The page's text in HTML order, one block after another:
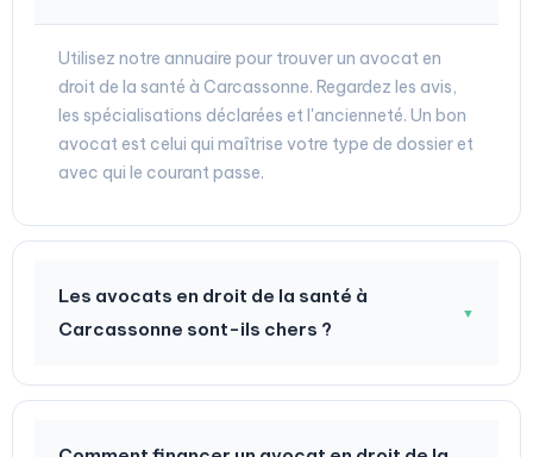
Utilisez notre annuaire pour trouver un avocat en
droit de la santé à Carcassonne. Regardez les avis,
les spécialisations déclarées et l'ancienneté. Un bon
avocat est celui qui maîtrise votre type de dossier et
avec qui le courant passe.
Les avocats en droit de la santé à
Carcassonne sont-ils chers ?
▼